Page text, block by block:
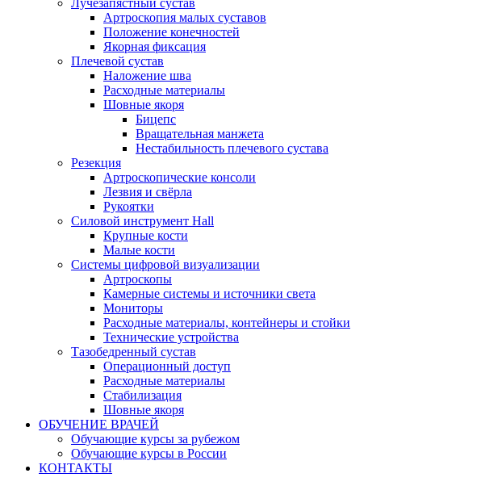
Лучезапястный сустав
Артроскопия малых суставов
Положение конечностей
Якорная фиксация
Плечевой сустав
Наложение шва
Расходные материалы
Шовные якоря
Бицепс
Вращательная манжета
Нестабильность плечевого сустава
Резекция
Артроскопические консоли
Лезвия и свёрла
Рукоятки
Силовой инструмент Hall
Крупные кости
Малые кости
Системы цифровой визуализации
Артроскопы
Камерные системы и источники света
Мониторы
Расходные материалы, контейнеры и стойки
Технические устройства
Тазобедренный сустав
Операционный доступ
Расходные материалы
Стабилизация
Шовные якоря
ОБУЧЕНИЕ ВРАЧЕЙ
Обучающие курсы за рубежом
Обучающие курсы в России
КОНТАКТЫ